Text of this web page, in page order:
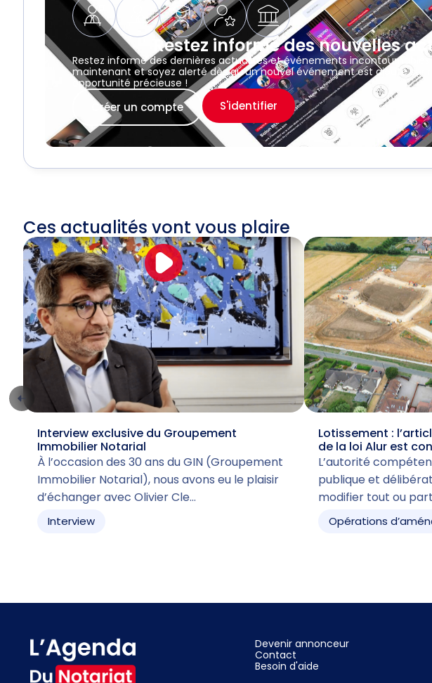
Restez informé des nouvelles
Restez informé des dernières actualités et événements
maintenant et soyez alerté dès qu’un nouvel événement est ajouté sur
opportunité précieuse !
Créer un compte S'identifier
Ces actualités vont vous plaire
Interview exclusive du Groupement
Immobilier Notarial
À l’occasion des 30 ans du GIN (Groupement
Immobilier Notarial), nous avons eu le plaisir
d’échanger avec Olivier Cle…
Interview
Lotissement :
de la loi Alur est
L’autorité
publique et
modifier tout ou
Opérations
Devenir annonceur
Contact
Besoin d'aide